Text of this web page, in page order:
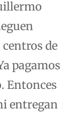
de
pagamos
Entonces
entregan